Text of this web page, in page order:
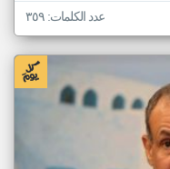
عدد الكلمات: ٣٥٩